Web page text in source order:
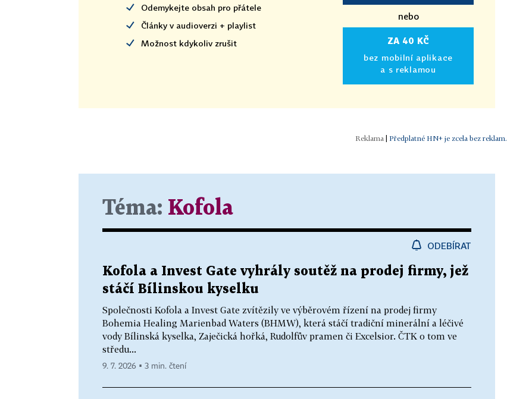
Odemykejte obsah pro přátele
Články v audioverzi + playlist
Možnost kdykoliv zrušit
nebo
ZA 40 KČ
bez mobilní aplikace
a s reklamou
| Předplatné HN+ je zcela bez reklam.
Téma: Kofola
ODEBÍRAT
Kofola a Invest Gate vyhrály soutěž na prodej firmy, jež
stáčí Bílinskou kyselku
Společnosti Kofola a Invest Gate zvítězily ve výběrovém řízení na prodej firmy
Bohemia Healing Marienbad Waters (BHMW), která stáčí tradiční minerální a léčivé
vody Bílinská kyselka, Zaječická hořká, Rudolfův pramen či Excelsior. ČTK o tom ve
středu...
9. 7. 2026 ▪ 3 min. čtení